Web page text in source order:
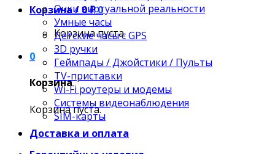
Корзина /0₽0
Корзина пуста.
0
Корзина
Корзина пуста.
Очки виртуальной реальности
Умные часы
Детские часы с GPS
3D ручки
Геймпады / Джойстики / Пульты
TV-приставки
Wi-Fi роутеры и модемы
Системы видеонаблюдения
SIM-карты
Доставка и оплата